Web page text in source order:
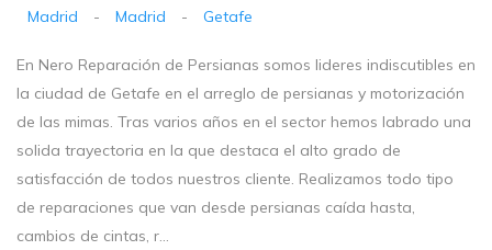
Madrid - Madrid - Getafe
En Nero Reparación de Persianas somos lideres indiscutibles en
la ciudad de Getafe en el arreglo de persianas y motorización
de las mimas. Tras varios años en el sector hemos labrado una
solida trayectoria en la que destaca el alto grado de
satisfacción de todos nuestros cliente. Realizamos todo tipo
de reparaciones que van desde persianas caída hasta,
cambios de cintas, r...